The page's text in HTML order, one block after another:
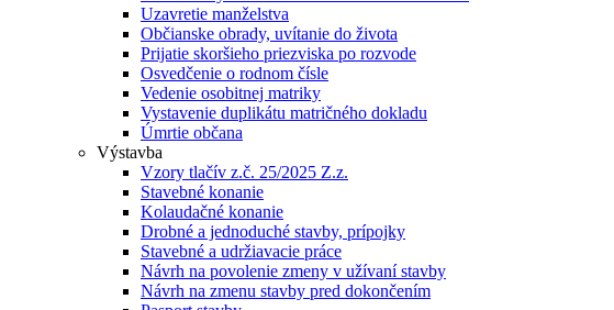
Uzavretie manželstva
Občianske obrady, uvítanie do života
Prijatie skoršieho priezviska po rozvode
Osvedčenie o rodnom čísle
Vedenie osobitnej matriky
Vystavenie duplikátu matričného dokladu
Úmrtie občana
Výstavba
Vzory tlačív z.č. 25/2025 Z.z.
Stavebné konanie
Kolaudačné konanie
Drobné a jednoduché stavby, prípojky
Stavebné a udržiavacie práce
Návrh na povolenie zmeny v užívaní stavby
Návrh na zmenu stavby pred dokončením